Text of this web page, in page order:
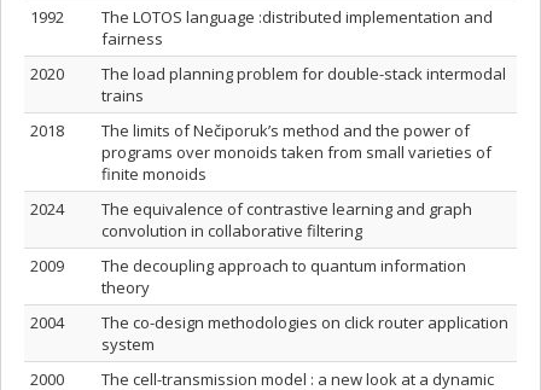
1992
The LOTOS language :distributed implementation and
fairness
2020
The load planning problem for double-stack intermodal
trains
2018
The limits of Nečiporuk’s method and the power of
programs over monoids taken from small varieties of
finite monoids
2024
The equivalence of contrastive learning and graph
convolution in collaborative filtering
2009
The decoupling approach to quantum information
theory
2004
The co-design methodologies on click router application
system
2000
The cell-transmission model : a new look at a dynamic